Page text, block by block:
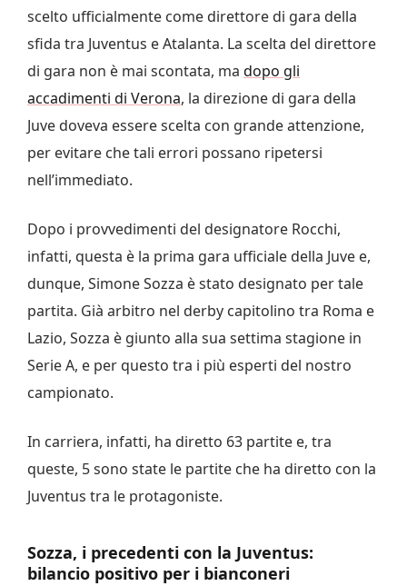
scelto ufficialmente come direttore di gara della
sfida tra Juventus e Atalanta. La scelta del direttore
di gara non è mai scontata, ma dopo gli
accadimenti di Verona, la direzione di gara della
Juve doveva essere scelta con grande attenzione,
per evitare che tali errori possano ripetersi
nell’immediato.
Dopo i provvedimenti del designatore Rocchi,
infatti, questa è la prima gara ufficiale della Juve e,
dunque, Simone Sozza è stato designato per tale
partita. Già arbitro nel derby capitolino tra Roma e
Lazio, Sozza è giunto alla sua settima stagione in
Serie A, e per questo tra i più esperti del nostro
campionato.
In carriera, infatti, ha diretto 63 partite e, tra
queste, 5 sono state le partite che ha diretto con la
Juventus tra le protagoniste.
Sozza, i precedenti con la Juventus:
bilancio positivo per i bianconeri